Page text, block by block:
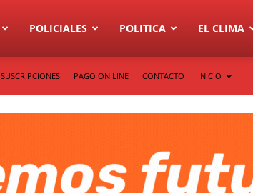
POLICIALES POLITICA EL CLIMA
SUSCRIPCIONES PAGO ON LINE CONTACTO INICIO